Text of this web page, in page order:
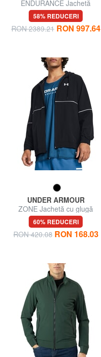
ENDURANCE Jachetă
reversibilă
58% REDUCERI
RON 2389.21 RON 997.64
UNDER ARMOUR
ZONE Jachetă cu glugă
60% REDUCERI
RON 420.08 RON 168.03